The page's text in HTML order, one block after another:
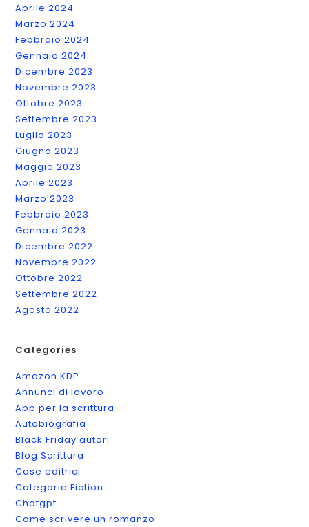
Aprile 2024
Marzo 2024
Febbraio 2024
Gennaio 2024
Dicembre 2023
Novembre 2023
Ottobre 2023
Settembre 2023
Luglio 2023
Giugno 2023
Maggio 2023
Aprile 2023
Marzo 2023
Febbraio 2023
Gennaio 2023
Dicembre 2022
Novembre 2022
Ottobre 2022
Settembre 2022
Agosto 2022
Categories
Amazon KDP
Annunci di lavoro
App per la scrittura
Autobiografia
Black Friday autori
Blog Scrittura
Case editrici
Categorie Fiction
Chatgpt
Come scrivere un romanzo